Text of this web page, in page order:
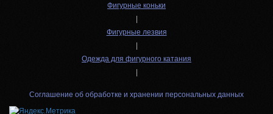
Фигурные коньки
|
Фигурные лезвия
|
Одежда для фигурного катания
|
Соглашение об обработке и хранении персональных данных